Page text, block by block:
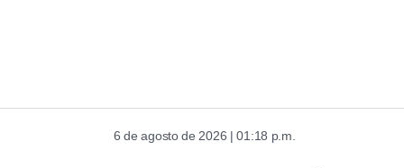
6 de agosto de 2026 | 01:18 p.m.